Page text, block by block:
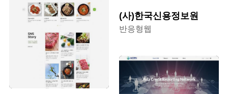
(사)한국신용정보원
반응형웹